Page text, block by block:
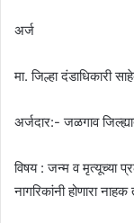
अर्ज
मा. जिल्हा दंडाधिकारी
अर्जदार:- जळगाव
विषय : जन्म व मृत्यूच्या
नागरिकांनी होणारा